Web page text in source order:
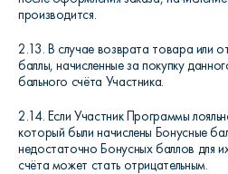
производится.
2.13. В случае возврата товара или
баллы, начисленные за покупку
бального счёта Участника.
2.14. Если Участник Программы
который были начислены Бонусные
недостаточно Бонусных баллов для
счёта может стать отрицательным.